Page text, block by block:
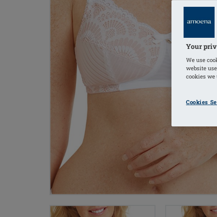
Your
We use
website
cookies we
Cookies